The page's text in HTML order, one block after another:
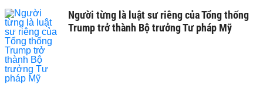
Người từng là luật sư riêng của Tổng thống
Trump trở thành Bộ trưởng Tư pháp Mỹ